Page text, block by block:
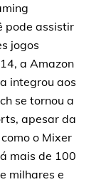
pode assistir
jogos
a Amazon
integrou aos
se tornou a
apesar da
o Mixer
mais de 100
milhares e